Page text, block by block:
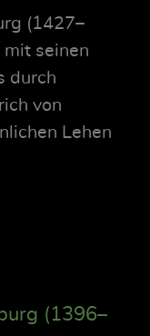
(1427–
seinen
durch
von
Lehen
(1396–